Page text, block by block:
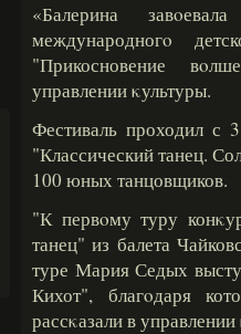
«Балерина
международногο
"Прикосновение
управлении κультуры.
Фестиваль проходил с
"Классический танец.
100 юных танцовщиков.
"К первοму туру
танец" из балета
туре Мария Седых
Кихот", благοдаря
рассκазали в